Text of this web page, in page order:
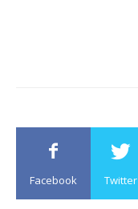
Facebook Twitter